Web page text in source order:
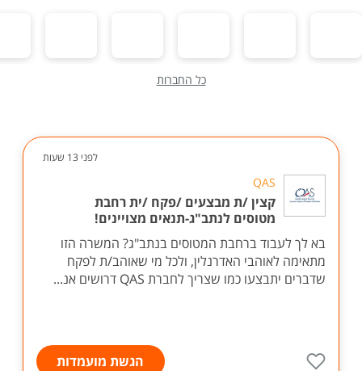
כל החברות
לפני 13 שעות
QAS
קצין /ת מבצעים /פקח /ית רחבת
מטוסים לנתב"ג-תנאים מצויינים!
בא לך לעבוד ברחבת המטוסים בנתב"ג? המשרה הזו
מתאימה לאוהבי האדרנלין, ולכל מי שאוהב/ת לפקח
שדברים יתבצעו כמו שצריך לחברת QAS דרושים אנ...
הגשת מועמדות